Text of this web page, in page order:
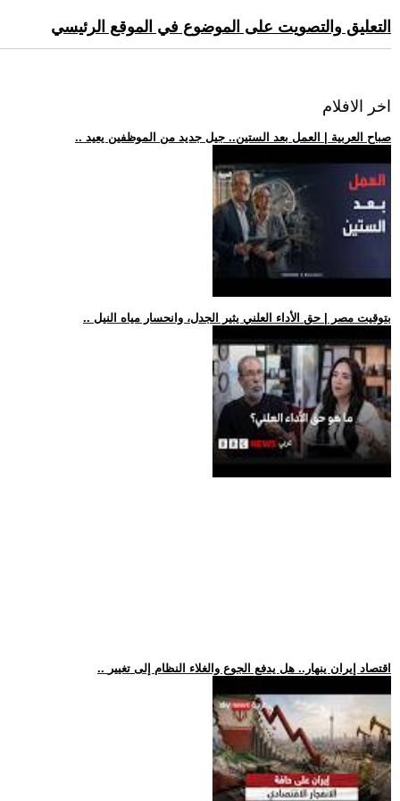
التعليق والتصويت على الموضوع في الموقع الرئيسي
اخر الافلام
.. صباح العربية | العمل بعد الستين.. جيل جديد من الموظفين يعيد
.. بتوقيت مصر | حق الأداء العلني يثير الجدل، وانحسار مياه النيل
.. اقتصاد إيران ينهار.. هل يدفع الجوع والغلاء النظام إلى تغيير